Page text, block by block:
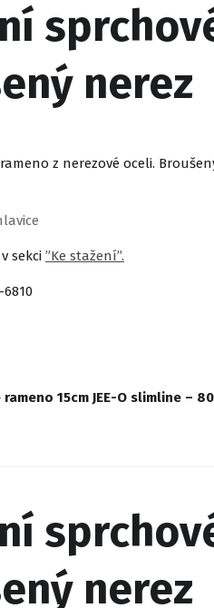
nerez
z nerezové oceli.
sekci ”Ke stažení”.
15cm JEE-O slimline –
nerez